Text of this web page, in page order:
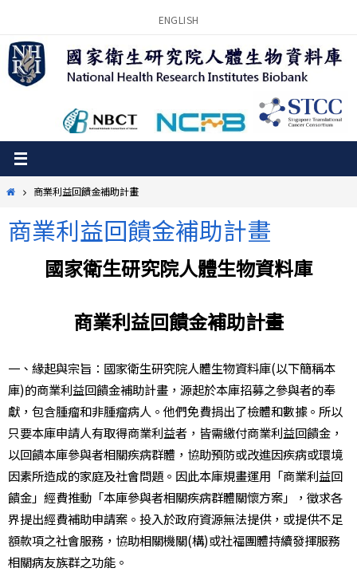
content
ENGLISH
Home商業利益回饋金補助計畫
商業利益回饋金補助計畫
國家衛生研究院人體生物資料庫
商業利益回饋金補助計畫
一、緣起與宗旨：國家衛生研究院人體生物資料庫(以下簡稱本
庫)的商業利益回饋金補助計畫，源起於本庫招募之參與者的奉
獻，包含腫瘤和非腫瘤病人。他們免費捐出了檢體和數據。所以
只要本庫申請人有取得商業利益者，皆需繳付商業利益回饋金，
以回饋本庫參與者相關疾病群體，協助預防或改進因疾病或環境
因素所造成的家庭及社會問題。因此本庫規畫運用「商業利益回
饋金」經費推動「本庫參與者相關疾病群體關懷方案」，徵求各
界提出經費補助申請案。投入於政府資源無法提供，或提供不足
額款項之社會服務，協助相關機關(構)或社福團體持續發揮服務
相關病友族群之功能。